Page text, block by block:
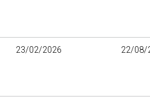
23/02/2026 22/08/